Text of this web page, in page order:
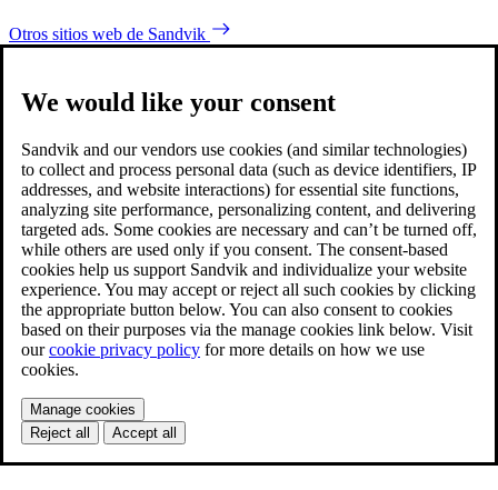
Otros sitios web de Sandvik
We would like your consent
Sandvik and our vendors use cookies (and similar technologies)
to collect and process personal data (such as device identifiers, IP
addresses, and website interactions) for essential site functions,
analyzing site performance, personalizing content, and delivering
targeted ads. Some cookies are necessary and can’t be turned off,
while others are used only if you consent. The consent-based
cookies help us support Sandvik and individualize your website
experience. You may accept or reject all such cookies by clicking
the appropriate button below. You can also consent to cookies
based on their purposes via the manage cookies link below. Visit
ourcookie privacy policy for more details on how we use
cookies.
Manage cookies
Reject all
Accept all